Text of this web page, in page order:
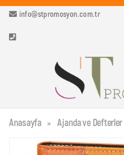
info@stpromosyon.com.tr
Anasayfa Ajanda ve Defterler